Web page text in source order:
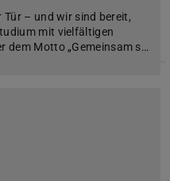
Tür – und wir sind bereit,
mit vielfältigen
dem Motto „Gemeinsam s…